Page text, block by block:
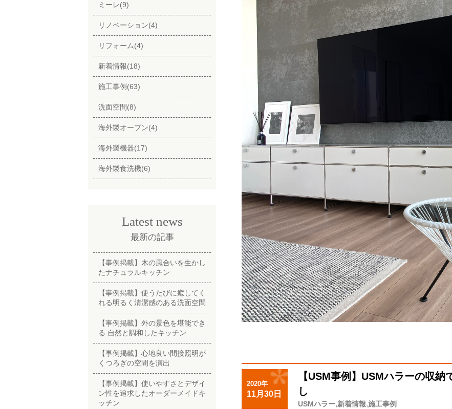
2020年
11月30日
【USM事例】USMハラーの収
し
USMハラー,新着情報,施工事例
ミーレ(9)
リノベーション(4)
リフォーム(4)
新着情報(18)
施工事例(63)
洗面空間(8)
海外製オーブン(4)
海外製機器(17)
海外製食洗機(6)
Latest news
最新の記事
【事例掲載】木の風合いを生かし
たナチュラルキッチン
【事例掲載】使うたびに癒してく
れる明るく清潔感のある洗面空間
【事例掲載】外の景色を堪能でき
る 自然と調和したキッチン
【事例掲載】心地良い間接照明が
くつろぎの空間を演出
【事例掲載】使いやすさとデザイ
ン性を追求したオーダーメイドキ
ッチン